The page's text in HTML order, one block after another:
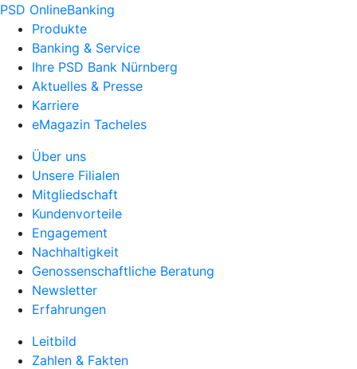
PSD OnlineBanking
Produkte
Banking & Service
Ihre PSD Bank Nürnberg
Aktuelles & Presse
Karriere
eMagazin Tacheles
Über uns
Unsere Filialen
Mitgliedschaft
Kundenvorteile
Engagement
Nachhaltigkeit
Genossenschaftliche Beratung
Newsletter
Erfahrungen
Leitbild
Zahlen & Fakten